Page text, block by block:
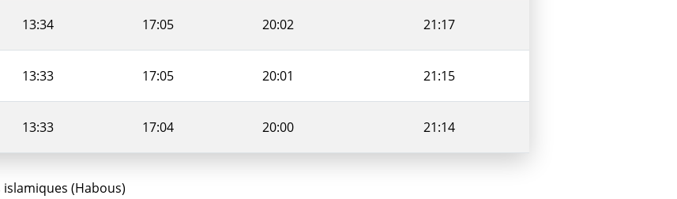
13:34 17:05 20:02 21:17
13:33 17:05 20:01 21:15
13:33 17:04 20:00 21:14
(Habous)